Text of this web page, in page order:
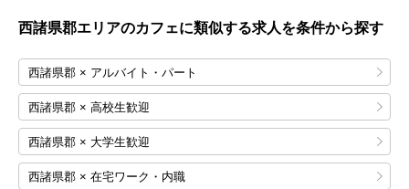
西諸県郡エリアのカフェに類似する求人を条件から探す
西諸県郡 × アルバイト・パート
西諸県郡 × 高校生歓迎
西諸県郡 × 大学生歓迎
西諸県郡 × 在宅ワーク・内職